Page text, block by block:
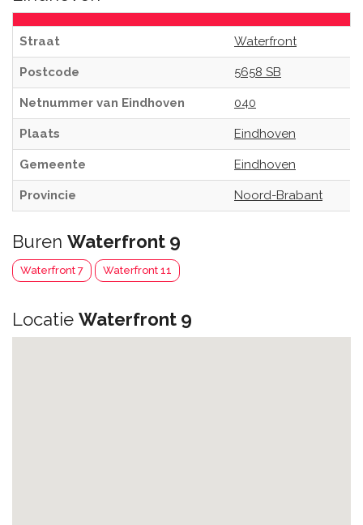
Straat Waterfront
Postcode 5658 SB
Netnummer van Eindhoven 040
Plaats Eindhoven
Gemeente Eindhoven
Provincie Noord-Brabant
Buren Waterfront 9
Waterfront 7 Waterfront 11
Locatie Waterfront 9